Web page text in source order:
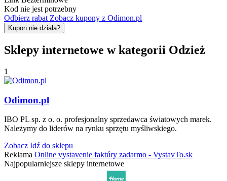
Kod nie jest potrzebny
Odbierz rabat Zobacz kupony z Odimon.pl
Kupon nie działa?
Sklepy internetowe w kategorii Odzież
1
Odimon.pl
IBO PL sp. z o. o. profesjonalny sprzedawca światowych marek.
Należymy do liderów na rynku sprzętu myśliwskiego.
Zobacz Idź do sklepu
Reklama Online vystavenie faktúry zadarmo - VystavTo.sk
Najpopularniejsze sklepy internetowe